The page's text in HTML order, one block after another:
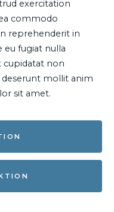
exercitation
commodo
reprehenderit in
eu fugiat nulla
cupidatat non
mollit anim
sit amet.